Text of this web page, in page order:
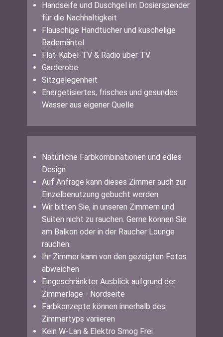
Handseife und Duschgel im Dosierspender
für die Nachhaltigkeit
Flauschige Handtücher und kuschelige
Bademäntel
Flat-Kabel-TV & Radio über TV
Garderobe
Sitzgelegenheit
Energetisiertes, frisches und gesundes
Wasser aus eigener Quelle
Natürliche Farbkombinationen und edles
Design
Auf Anfrage kann dieses Zimmer auch zur
Einzelbenutzung gebucht werden
Wir bitten Sie, in unseren Zimmern und
Suiten nicht zu rauchen. Gerne können Sie
am Balkon oder in der Raucher Lounge
rauchen.
Ihr Zimmer kann von den gezeigten Fotos
abweichen
Eingeschränkter Ausblick aufgrund der
Zimmerlage - Nordseite
Farbkonzepte können innerhalb des
Zimmertyps variieren
Kein W-Lan & Elektro Smog Frei